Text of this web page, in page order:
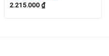
2.215.000₫